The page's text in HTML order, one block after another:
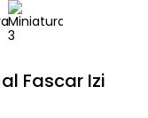
Fascar Izi